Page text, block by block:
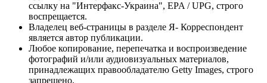
ссылку на "Интерфакс-Украина", EPA / UPG, строго
воспрещается.
Владелец веб-страницы в разделе Я- Корреспондент
является автор публикации.
Любое копирование, перепечатка и воспроизведение
фотографий и/или аудиовизуальных материалов,
принадлежащих правообладателю Getty Images, строго
запрещено.